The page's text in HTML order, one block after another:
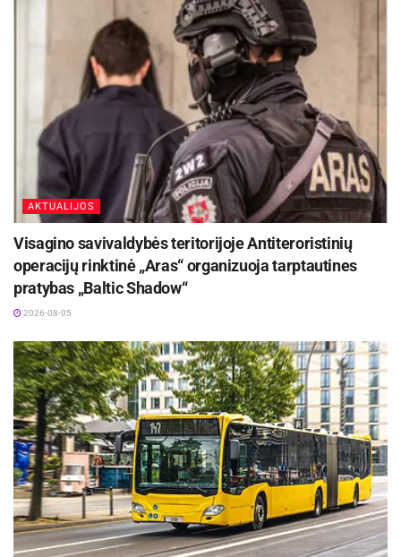
AKTUALIJOS
Visagino savivaldybės teritorijoje Antiteroristinių
operacijų rinktinė „Aras“ organizuoja tarptautines
pratybas „Baltic Shadow“
2026-08-05